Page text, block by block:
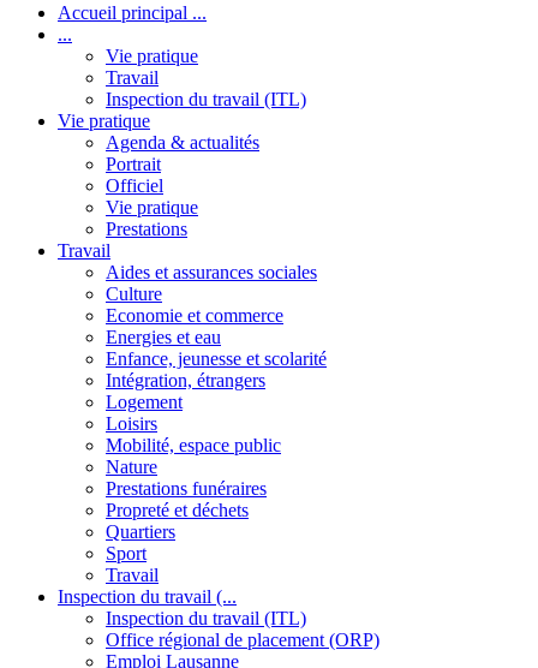
Accueil principal ...
...
Vie pratique
Travail
Inspection du travail (ITL)
Vie pratique
Agenda & actualités
Portrait
Officiel
Vie pratique
Prestations
Travail
Aides et assurances sociales
Culture
Economie et commerce
Energies et eau
Enfance, jeunesse et scolarité
Intégration, étrangers
Logement
Loisirs
Mobilité, espace public
Nature
Prestations funéraires
Propreté et déchets
Quartiers
Sport
Travail
Inspection du travail (...
Inspection du travail (ITL)
Office régional de placement (ORP)
Emploi Lausanne